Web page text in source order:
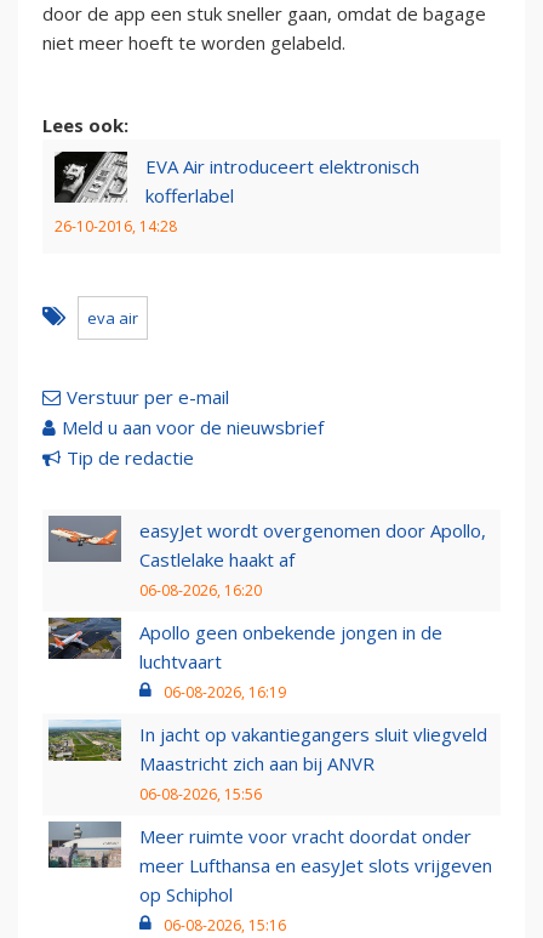
door de app een stuk sneller gaan, omdat de bagage
niet meer hoeft te worden gelabeld.
Lees ook:
EVA Air introduceert elektronisch
kofferlabel
26-10-2016, 14:28
eva air
Verstuur per e-mail
Meld u aan voor de nieuwsbrief
Tip de redactie
easyJet wordt overgenomen door Apollo,
Castlelake haakt af
06-08-2026, 16:20
Apollo geen onbekende jongen in de
luchtvaart
06-08-2026, 16:19
In jacht op vakantiegangers sluit vliegveld
Maastricht zich aan bij ANVR
06-08-2026, 15:56
Meer ruimte voor vracht doordat onder
meer Lufthansa en easyJet slots vrijgeven
op Schiphol
06-08-2026, 15:16